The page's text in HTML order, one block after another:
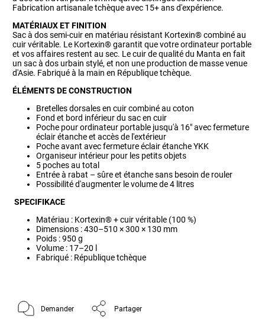
Fabrication artisanale tchèque avec 15+ ans d'expérience.
MATÉRIAUX ET FINITION
Sac à dos semi-cuir en matériau résistant Kortexin® combiné au
cuir véritable. Le Kortexin® garantit que votre ordinateur portable
et vos affaires restent au sec. Le cuir de qualité du Manta en fait
un sac à dos urbain stylé, et non une production de masse venue
d'Asie. Fabriqué à la main en République tchèque.
ÉLÉMENTS DE CONSTRUCTION
Bretelles dorsales en cuir combiné au coton
Fond et bord inférieur du sac en cuir
Poche pour ordinateur portable jusqu'à 16" avec fermeture
éclair étanche et accès de l'extérieur
Poche avant avec fermeture éclair étanche YKK
Organiseur intérieur pour les petits objets
5 poches au total
Entrée à rabat – sûre et étanche sans besoin de rouler
Possibilité d'augmenter le volume de 4 litres
SPECIFIKACE
Matériau : Kortexin® + cuir véritable (100 %)
Dimensions : 430–510 × 300 × 130 mm
Poids : 950 g
Volume : 17–20 l
Fabriqué : République tchèque
Demander Partager